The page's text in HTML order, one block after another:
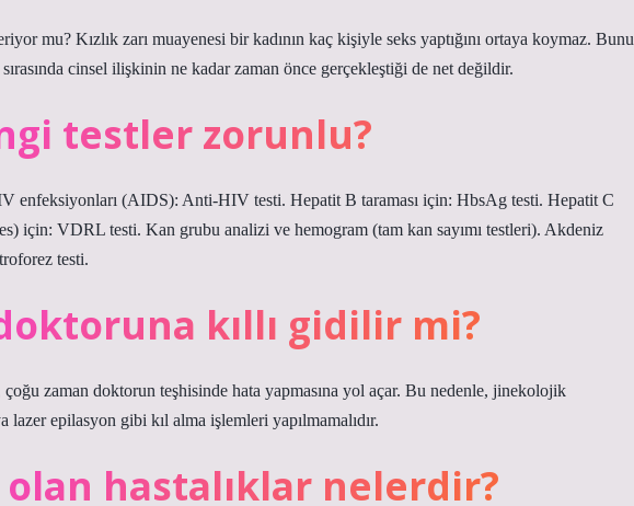
mu? Kızlık zarı muayenesi bir kadının kaç kişiyle seks yaptığını ortaya koymaz. Bunu
cinsel ilişkinin ne kadar zaman önce gerçekleştiği de net değildir.
testler zorunlu?
enfeksiyonları (AIDS): Anti-HIV testi. Hepatit B taraması için: HbsAg testi. Hepatit C
için: VDRL testi. Kan grubu analizi ve hemogram (tam kan sayımı testleri). Akdeniz
testi.
kıllı gidilir mi?
zaman doktorun teşhisinde hata yapmasına yol açar. Bu nedenle, jinekolojik
lazer epilasyon gibi kıl alma işlemleri yapılmamalıdır.
hastalıklar nelerdir?